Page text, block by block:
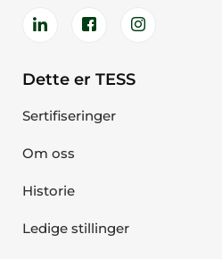
Dette er TESS
Sertifiseringer
Om oss
Historie
Ledige stillinger